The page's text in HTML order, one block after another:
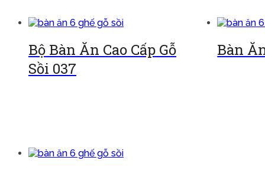
Bộ Bàn Ăn Cao Cấp Gỗ
Sồi 037
Bàn